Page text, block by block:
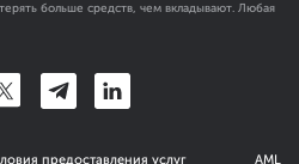
больше средств, чем вкладывают. Любая
предоставления услуг AML